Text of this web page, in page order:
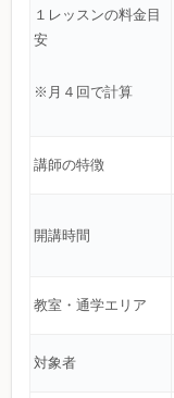
１レッスンの料金目
安
※月４回で計算
講師の特徴
開講時間
教室・通学エリア
対象者